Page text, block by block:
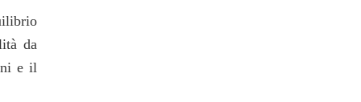
da
e il